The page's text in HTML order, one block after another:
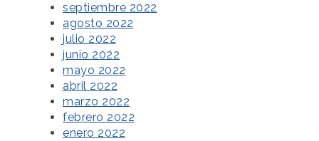
septiembre 2022
agosto 2022
julio 2022
junio 2022
mayo 2022
abril 2022
marzo 2022
febrero 2022
enero 2022